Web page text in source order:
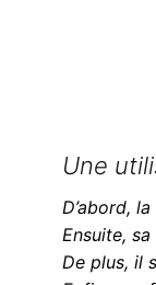
Une
D’abord, la
Ensuite,
De plus, il